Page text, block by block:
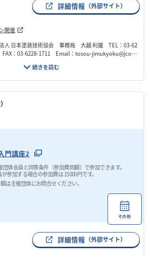
詳細情報 （外部サイト）
開催
人 日本塗装技術協会 事務局 大越 利雄 TEL：03-62
：03-6228-1711 Email：tosou-jimukyoku@jcot.o
門講座2
体会員と同等条件（参加費同額）で参加できます。
参加する場合の参加費は 15000円です。
は主催団体にお問合せください。
その他
詳細情報 （外部サイト）